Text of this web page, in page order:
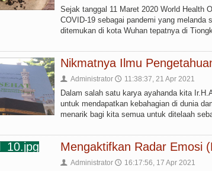
Sejak tanggal 11 Maret 2020 World Health
COVID-19 sebagai pandemi yang melanda
ditemukan di kota Wuhan tepatnya di
Nikmatnya Ilmu
👤 Administrator 🕔 11:38:37, 21 Apr 2021
Dalam salah satu karya ayahanda kita
untuk mendapatkan kebahagian di dunia
menarik bagi kita semua untuk ditelaah
Mengaktifkan Radar Emosi
👤 Administrator 🕔 16:17:56, 17 Apr 2021